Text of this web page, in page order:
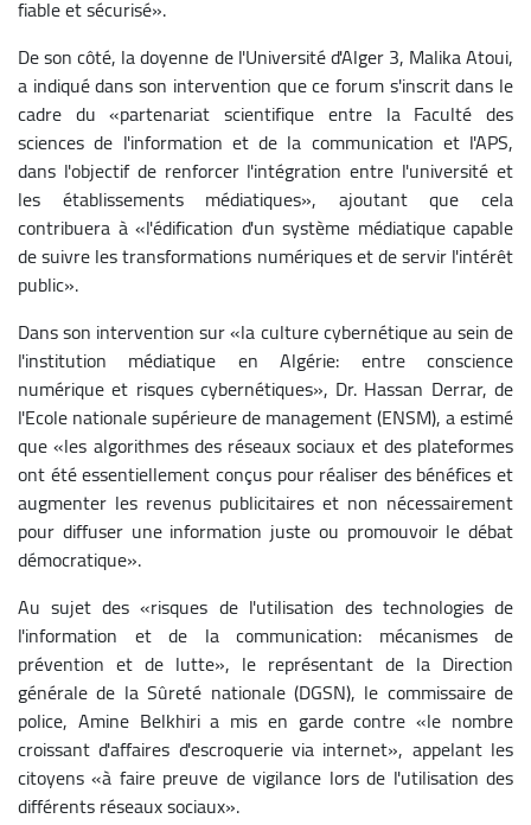
fiable et sécurisé».
De son côté, la doyenne de l'Université d'Alger 3, Malika Atoui,
a indiqué dans son intervention que ce forum s'inscrit dans le
cadre du «partenariat scientifique entre la Faculté des
sciences de l'information et de la communication et l'APS,
dans l'objectif de renforcer l'intégration entre l'université et
les établissements médiatiques», ajoutant que cela
contribuera à «l'édification d'un système médiatique capable
de suivre les transformations numériques et de servir l'intérêt
public».
Dans son intervention sur «la culture cybernétique au sein de
l'institution médiatique en Algérie: entre conscience
numérique et risques cybernétiques», Dr. Hassan Derrar, de
l'Ecole nationale supérieure de management (ENSM), a estimé
que «les algorithmes des réseaux sociaux et des plateformes
ont été essentiellement conçus pour réaliser des bénéfices et
augmenter les revenus publicitaires et non nécessairement
pour diffuser une information juste ou promouvoir le débat
démocratique».
Au sujet des «risques de l'utilisation des technologies de
l'information et de la communication: mécanismes de
prévention et de lutte», le représentant de la Direction
générale de la Sûreté nationale (DGSN), le commissaire de
police, Amine Belkhiri a mis en garde contre «le nombre
croissant d'affaires d'escroquerie via internet», appelant les
citoyens «à faire preuve de vigilance lors de l'utilisation des
différents réseaux sociaux».